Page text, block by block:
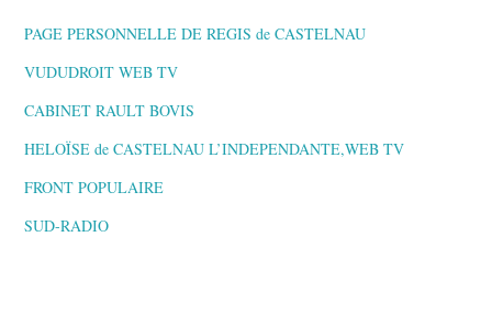
PAGE PERSONNELLE DE REGIS de CASTELNAU
VUDUDROIT WEB TV
CABINET RAULT BOVIS
HELOÏSE de CASTELNAU L’INDEPENDANTE,WEB TV
FRONT POPULAIRE
SUD-RADIO